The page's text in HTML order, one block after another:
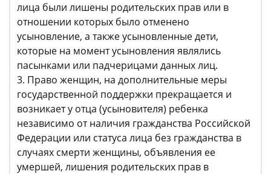
лица были лишены родительских прав или в
отношении которых было отменено
усыновление, а также усыновленные дети,
которые на момент усыновления являлись
пасынками или падчерицами данных лиц.
3. Право женщин, на дополнительные меры
государственной поддержки прекращается и
возникает у отца (усыновителя) ребенка
независимо от наличия гражданства Российской
Федерации или статуса лица без гражданства в
случаях смерти женщины, объявления ее
умершей, лишения родительских прав в